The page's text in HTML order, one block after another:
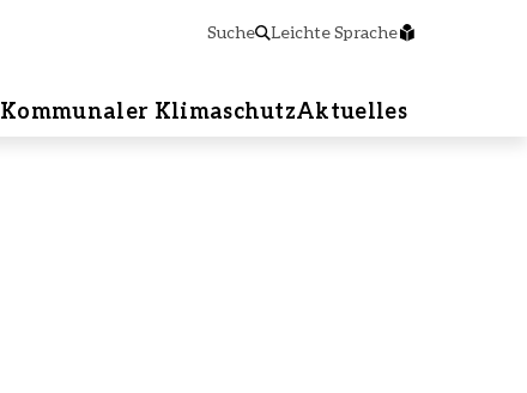
Suche Leichte Sprache
Kommunaler KlimaschutzAktuelles